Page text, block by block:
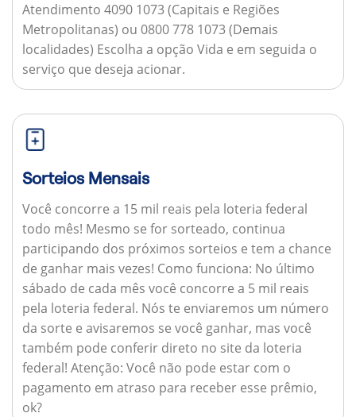
Atendimento 4090 1073 (Capitais e Regiões
Metropolitanas) ou 0800 778 1073 (Demais
localidades) Escolha a opção Vida e em seguida o
serviço que deseja acionar.
Sorteios Mensais
Você concorre a 15 mil reais pela loteria federal
todo mês! Mesmo se for sorteado, continua
participando dos próximos sorteios e tem a chance
de ganhar mais vezes! Como funciona: No último
sábado de cada mês você concorre a 5 mil reais
pela loteria federal. Nós te enviaremos um número
da sorte e avisaremos se você ganhar, mas você
também pode conferir direto no site da loteria
federal! Atenção: Você não pode estar com o
pagamento em atraso para receber esse prêmio,
ok?